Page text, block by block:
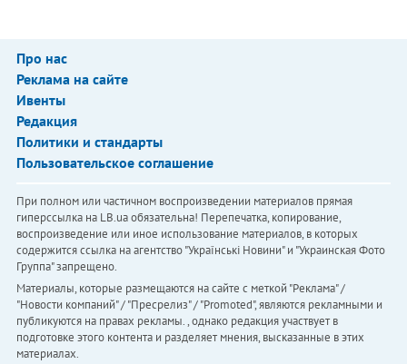
Про нас
Реклама на сайте
Ивенты
Редакция
Политики и стандарты
Пользовательское соглашение
При полном или частичном воспроизведении материалов прямая
гиперссылка на LB.ua обязательна! Перепечатка, копирование,
воспроизведение или иное использование материалов, в которых
содержится ссылка на агентство "Українськi Новини" и "Украинская Фото
Группа" запрещено.
Материалы, которые размещаются на сайте с меткой "Реклама" /
"Новости компаний" / "Пресрелиз" / "Promoted", являются рекламными и
публикуются на правах рекламы. , однако редакция участвует в
подготовке этого контента и разделяет мнения, высказанные в этих
материалах.